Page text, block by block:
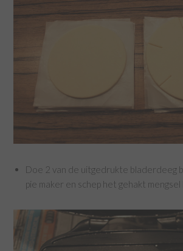
Doe 2 van de uitgedrukte bladerdeeg
pie maker en schep het gehakt mengsel